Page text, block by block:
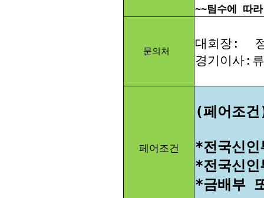
~~팀수에 따
문의처
대회장:
경기이사:
페어조건
(페어조
*전국신
*전국신
*금배부